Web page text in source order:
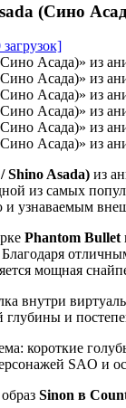
(Сино
Shino Asada) из
из самых
и узнаваемым
Phantom Bullet
мощная
внутри
глубины и
короткие
SAO и
Sinon в